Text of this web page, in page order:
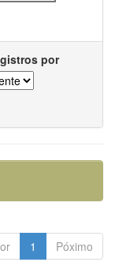
por
1 Póximo